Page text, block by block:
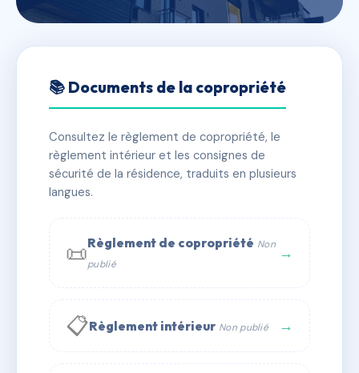
SDC LA CERISAIE
✓ Immatriculée 🏠 200 lots 🏗 1 bâtiment(s)
📞 Contacter Syndic Digital
📚 Documents de la copropriété
Consultez le règlement de copropriété, le
règlement intérieur et les consignes de
sécurité de la résidence, traduits en plusieurs
langues.
📜Règlement de copropriété Non
publié
→
📋Règlement intérieur Non publié →